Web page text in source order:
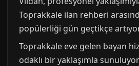
Toprakkale ilan rehberi
popülerliği gün geçtikçe
Toprakkale eve gelen bayan
odaklı bir yaklaşımla